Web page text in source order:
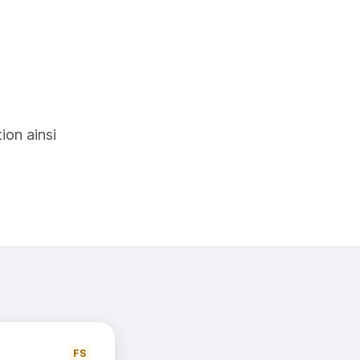
ainsi
FS